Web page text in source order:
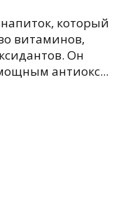
который
витаминов,
Он
антиокс...